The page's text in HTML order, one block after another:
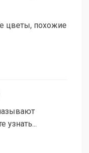
цветы, похожие
узнать...